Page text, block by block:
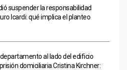
suspender la responsabilidad
Icardi: qué implica el planteo
al lado del edificio
domiciliaria Cristina Kirchner: